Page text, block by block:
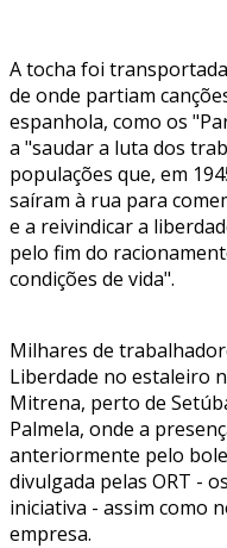
A tocha foi
de onde partiam
espanhola, como os
a "saudar a luta dos
populações que, em
saíram à rua para
e a reivindicar a
pelo fim do
condições de vida".
Milhares de
Liberdade no estaleiro
Mitrena, perto de
Palmela, onde a
anteriormente pelo
divulgada pelas ORT -
iniciativa - assim como
empresa.